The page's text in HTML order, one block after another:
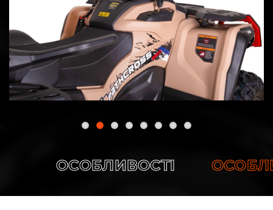
ОСОБЛИВОСТІ